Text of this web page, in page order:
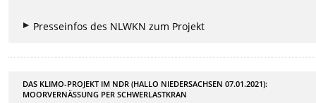
Presseinfos des NLWKN zum Projekt
DAS KLIMO-PROJEKT IM NDR (HALLO NIEDERSACHSEN 07.01.2021):
MOORVERNÄSSUNG PER SCHWERLASTKRAN